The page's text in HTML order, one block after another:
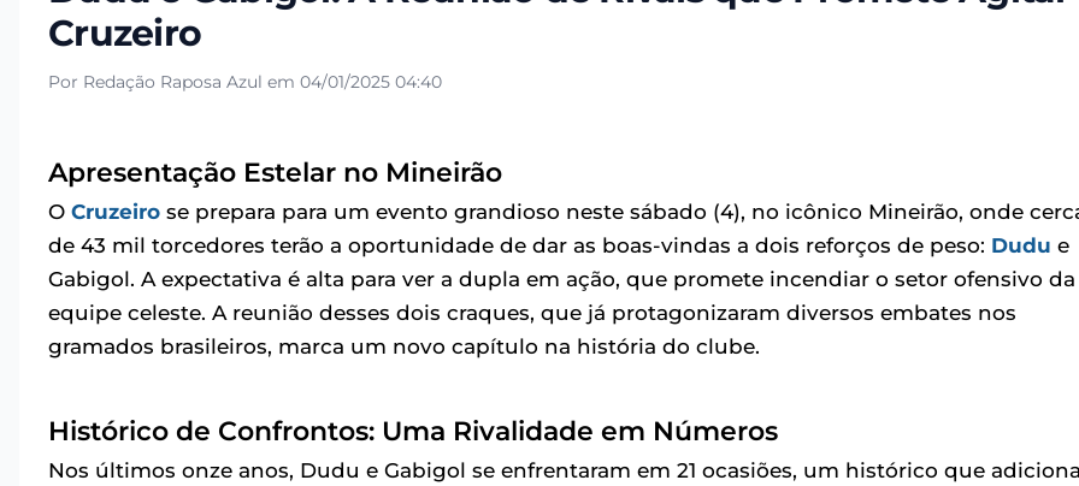
Cruzeiro
Por Redação Raposa Azul em 04/01/2025 04:40
Apresentação Estelar no Mineirão
O Cruzeiro se prepara para um evento grandioso neste sábado (4), no icônico Mineirão, onde
de 43 mil torcedores terão a oportunidade de dar as boas-vindas a dois reforços de peso: Dudu e
Gabigol. A expectativa é alta para ver a dupla em ação, que promete incendiar o setor ofensivo da
equipe celeste. A reunião desses dois craques, que já protagonizaram diversos embates nos
gramados brasileiros, marca um novo capítulo na história do clube.
Histórico de Confrontos: Uma Rivalidade em Números
Nos últimos onze anos, Dudu e Gabigol se enfrentaram em 21 ocasiões, um histórico que